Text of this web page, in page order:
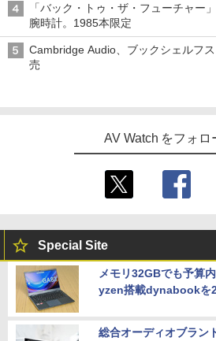
「バック・トゥ・ザ・フューチャー
腕時計。1985本限定
Cambridge Audio、ブックシェルフ
売
AV Watch をフォロ
Special Site
メモリ32GBでも予算
yzen搭載dynabookを
総合オーディオブラン